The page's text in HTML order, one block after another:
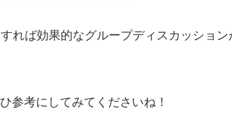
れば効果的なグループディスカッショ
参考にしてみてくださいね！